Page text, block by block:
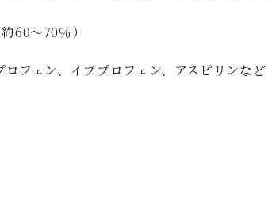
60～70％）
フェン、イブプロフェン、アスピリンなど